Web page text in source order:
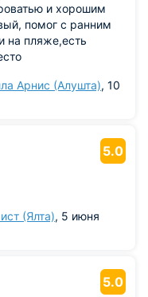
и хорошим
помог с ранним
на пляже,есть
Арнис (Алушта), 10
5.0
(Ялта), 5 июня
5.0